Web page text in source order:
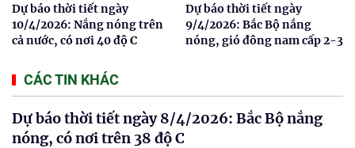
Dự báo thời tiết ngày
10/4/2026: Nắng nóng trên
cả nước, có nơi 40 độ C
Dự báo thời tiết ngày
9/4/2026: Bắc Bộ nắng
nóng, gió đông nam cấp 2-3
CÁC TIN KHÁC
Dự báo thời tiết ngày 8/4/2026: Bắc Bộ nắng
nóng, có nơi trên 38 độ C